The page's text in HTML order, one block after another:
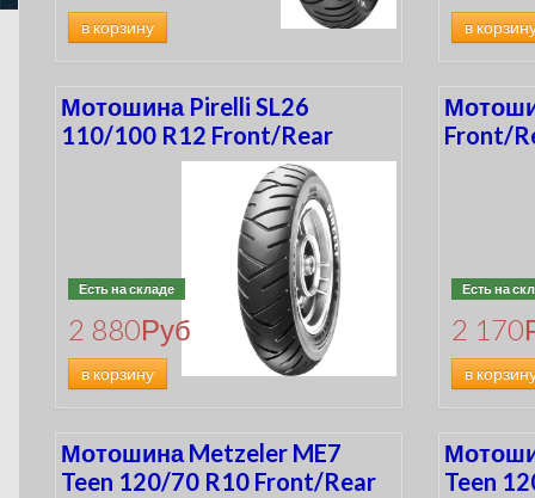
в корзину в
Мотошина Pirelli SL26
110/100 R12 Front/Rear
Есть на складе
2 880Руб
в корзину
Front/
Есть на
2 170
в
Мотошина Metzeler ME7
Teen 120/70 R10 Front/Rear
Teen